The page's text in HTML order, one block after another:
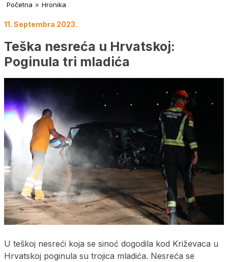
Početna » Hronika
11. Septembra 2023.
Teška nesreća u Hrvatskoj:
Poginula tri mladića
U teškoj nesreći koja se sinoć dogodila kod Križevaca u
Hrvatskoj poginula su trojica mladića. Nesreća se